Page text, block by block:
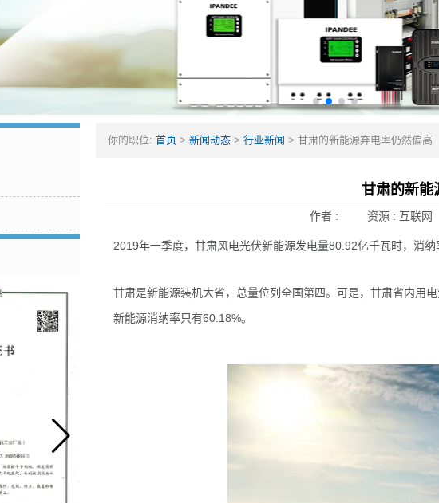
你的职位: 首页 > 新闻动态 > 行业新闻 > 甘肃的新能源弃电率仍然偏高
甘肃的新能
作者 : 资源 : 互联网
2019年一季度，甘肃风电光伏新能源发电量80.92亿千瓦时，消
甘肃是新能源装机大省，总量位列全国第四。可是， 甘肃省内用
新能源消纳率只有60.18%。